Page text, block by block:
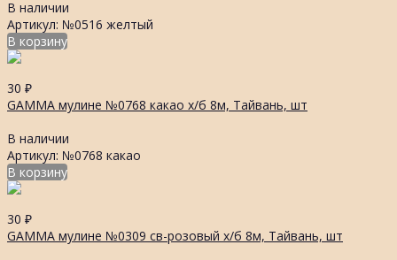
В наличии
Артикул: №0516 желтый
В корзину
30 ₽
GAMMA мулине №0768 какао х/б 8м, Тайвань, шт
В наличии
Артикул: №0768 какао
В корзину
30 ₽
GAMMA мулине №0309 св-розовый х/б 8м, Тайвань, шт